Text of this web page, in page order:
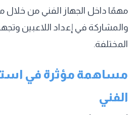
مهمًا داخل الجهاز الفني من خلال
والمشاركة في إعداد اللاعبين
المختلفة.
مساهمة مؤثرة في
الفني